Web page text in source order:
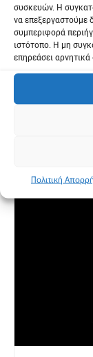
συσκευών. Η
να
συμπεριφορά
ιστότοπο. Η μη
επηρεάσει αρνητικά
Πολιτική